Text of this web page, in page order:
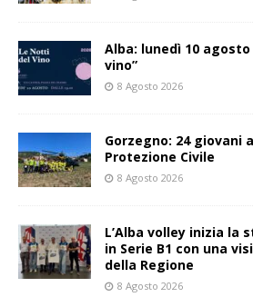
Alba: lunedì 10
vino”
8 Agosto 2026
Gorzegno: 24 giovani
Protezione Civile
8 Agosto 2026
L’Alba volley inizia la
in Serie B1 con una
della Regione
8 Agosto 2026